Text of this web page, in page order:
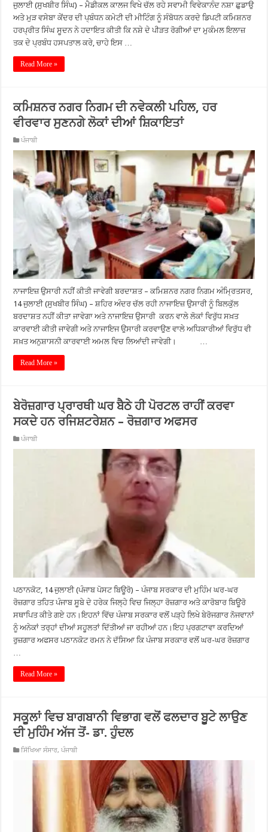
ਜੁਲਾਈ (ਸੁਖਬੀਰ ਸਿੰਘ) – ਮੈਡੀਕਲ ਕਾਲਜ ਵਿਖੇ ਚੱਲ ਰਹੇ ਸਵਾਮੀ ਵਿਵੇਕਾਨੰਦ ਨਸ਼ਾ ਛੁਡਾਉ
ਅਤੇ ਮੁੜ ਵਸੇਬਾ ਕੇਂਦਰ ਦੀ ਪ੍ਬੰਧਨ ਕਮੇਟੀ ਦੀ ਮੀਟਿੰਗ ਨੂੰ ਸੰਬੋਧਨ ਕਰਦੇ ਡਿਪਟੀ ਕਮਿਸ਼ਨਰ
ਹਰਪ੍ਰੀਤ ਸਿੰਘ ਸੂਦਨ ਨੇ ਹਦਾਇਤ ਕੀਤੀ ਕਿ ਨਸ਼ੇ ਦੇ ਪੀੜਤ ਰੋਗੀਆਂ ਦਾ ਮੁਕੰਮਲ ਇਲਾਜ਼
ਤਕ ਦੇ ਪ੍ਰਬੰਧ ਹਸਪਤਾਲ ਕਰੇ, ਚਾਹੇ ਇਸ …
Read More »
ਕਮਿਸ਼ਨਰ ਨਗਰ ਨਿਗਮ ਦੀ ਨਵੇਕਲੀ ਪਹਿਲ, ਹਰ
ਵੀਰਵਾਰ ਸੁਣਨਗੇ ਲੋਕਾਂ ਦੀਆਂ ਸ਼ਿਕਾਇਤਾਂ
ਪੰਜਾਬੀ
ਨਾਜਾਇਜ਼ ਉਸਾਰੀ ਨਹੀਂ ਕੀਤੀ ਜਾਵੇਗੀ ਬਰਦਾਸ਼ਤ – ਕਮਿਸ਼ਨਰ ਨਗਰ ਨਿਗਮ ਅੰਮ੍ਰਿਤਸਰ,
14 ਜੁਲਾਈ (ਸੁਖਬੀਰ ਸਿੰਘ) – ਸ਼ਹਿਰ ਅੰਦਰ ਚੱਲ ਰਹੀ ਨਾਜਾਇਜ਼ ਉਸਾਰੀ ਨੂੰ ਬਿਲਕੁੱਲ
ਬਰਦਾਸ਼ਤ ਨਹੀਂ ਕੀਤਾ ਜਾਵੇਗਾ ਅਤੇ ਨਾਜਾਇਜ਼ ਉਸਾਰੀ ਕਰਨ ਵਾਲੇ ਲੋਕਾਂ ਵਿਰੁੱਧ ਸਖ਼ਤ
ਕਾਰਵਾਈ ਕੀਤੀ ਜਾਵੇਗੀ ਅਤੇ ਨਾਜਾਇਜ ਉਸਾਰੀ ਕਰਵਾਉਣ ਵਾਲੇ ਅਧਿਕਾਰੀਆਂ ਵਿਰੁੱਧ ਵੀ
ਸਖ਼ਤ ਅਨੁਸ਼ਾਸਨੀ ਕਾਰਵਾਈ ਅਮਲ ਵਿਚ ਲਿਆਂਦੀ ਜਾਵੇਗੀ। …
Read More »
ਬੇਰੋਜ਼ਗਾਰ ਪ੍ਰਾਰਥੀ ਘਰ ਬੈਠੇ ਹੀ ਪੋਰਟਲ ਰਾਹੀਂ ਕਰਵਾ
ਸਕਦੇ ਹਨ ਰਜਿਸ਼ਟਰੇਸ਼ਨ – ਰੋਜ਼ਗਾਰ ਅਫਸਰ
ਪੰਜਾਬੀ
ਪਠਾਨਕੋਟ, 14 ਜੁਲਾਈ (ਪੰਜਾਬ ਪੋਸਟ ਬਿਊਰੋ) – ਪੰਜਾਬ ਸਰਕਾਰ ਦੀ ਮੁਹਿੰਮ ਘਰ-ਘਰ
ਰੋਜ਼ਗਾਰ ਤਹਿਤ ਪੰਜਾਬ ਸੂਬੇ ਦੇ ਹਰੇਕ ਜਿਲ੍ਹੇ ਵਿਚ ਜਿਲ੍ਹਾ ਰੋਜ਼ਗਾਰ ਅਤੇ ਕਾਰੋਬਾਰ ਬਿਊਰੋ
ਸਥਾਪਿਤ ਕੀਤੇ ਗਏ ਹਨ।ਇਹਨਾਂ ਵਿੱਚ ਪੰਜਾਬ ਸਰਕਾਰ ਵਲੋਂ ਪੜ੍ਹੇ ਲਿਖੇ ਬੇਰੋਜਗਾਰ ਨੋਜਵਾਨਾਂ
ਨੂੰ ਅਨੇਕਾਂ ਤਰ੍ਹਾਂ ਦੀਆਂ ਸਹੂਲਤਾਂ ਦਿੱਤੀਆਂ ਜਾ ਰਹੀਆਂ ਹਨ।ਇਹ ਪ੍ਰਗਟਾਵਾ ਕਰਦਿਆਂ
ਰੁਜ਼ਗਾਰ ਅਫਸਰ ਪਠਾਨਕੋਟ ਰਮਨ ਨੇ ਦੱਸਿਆ ਕਿ ਪੰਜਾਬ ਸਰਕਾਰ ਵਲੋਂ ਘਰ-ਘਰ ਰੋਜ਼ਗਾਰ
Read More »
ਸਕੂਲਾਂ ਵਿਚ ਬਾਗਬਾਨੀ ਵਿਭਾਗ ਵਲੋਂ ਫਲਦਾਰ ਬੂੂਟੇ ਲਾਉਣ
ਦੀ ਮੁਹਿੰਮ ਅੱਜ ਤੋਂ- ਡਾ. ਹੁੰਦਲ
ਸਿੱਖਿਆ ਸੰਸਾਰ,ਪੰਜਾਬੀ